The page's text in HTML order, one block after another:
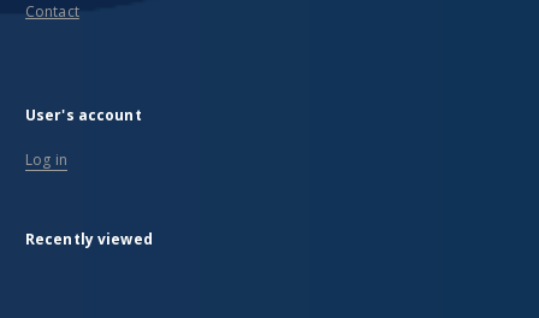
Contact
User's account
Log in
Recently viewed